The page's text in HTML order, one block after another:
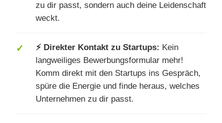
zu dir passt, sondern auch deine Leidenschaft
weckt.
⚡ Direkter Kontakt zu Startups: Kein
langweiliges Bewerbungsformular mehr!
Komm direkt mit den Startups ins Gespräch,
spüre die Energie und finde heraus, welches
Unternehmen zu dir passt.